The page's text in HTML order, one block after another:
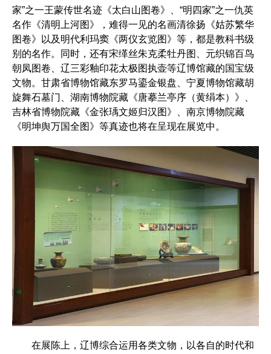
家”之一王蒙传世名迹《太白山图卷》、“明四家”之一仇英
名作《清明上河图》，难得一见的名画清徐扬《姑苏繁华
图卷》以及明代利玛窦《两仪玄览图》等，都是教科书级
别的名作。同时，还有宋缂丝朱克柔牡丹图、元织锦百鸟
朝凤图卷、辽三彩釉印花太极图执壶等辽博馆藏的国宝级
文物。甘肃省博物馆藏东罗马鎏金银盘、宁夏博物馆藏胡
旋舞石墓门、湖南博物院藏《唐摹兰亭序（黄绢本）》、
吉林省博物院藏《金张瑀文姬归汉图》、南京博物院藏
《明坤舆万国全图》等真迹也将在呈现在展览中。
在展陈上，辽博综合运用各类文物，以各自的时代和